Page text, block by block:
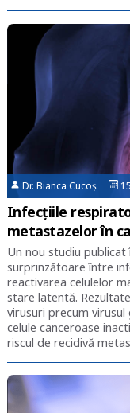
Dr. Bianca Cucoș
Infecțiile
metastazelor în
Un nou studiu
surprinzătoare între
reactivarea celulelor
stare latentă.
virusuri precum virusul
celule canceroase
riscul de recidivă